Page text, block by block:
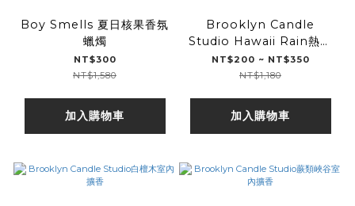
Boy Smells 夏日核果香氛
蠟燭
NT$300
NT$1,580
加入購物車
Brooklyn Candle
Studio Hawaii Rain熱帶
夏威夷極簡香氛蠟燭
NT$200 ~ NT$350
NT$1,180
加入購物車